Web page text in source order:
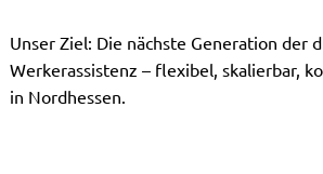
Unser Ziel: Die nächste Generation der
Werkerassistenz – flexibel, skalierbar,
in Nordhessen.